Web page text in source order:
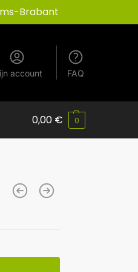
Brabant
account FAQ
0,00 € 0